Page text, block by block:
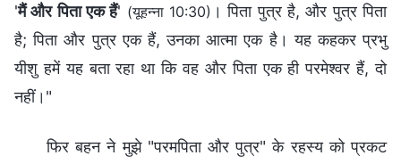
'मैं और पिता एक हैं' (यूहन्ना 10:30) । पिता पुत्र है, और पुत्र पिता
है; पिता और पुत्र एक हैं, उनका आत्मा एक है। यह कहकर प्रभु
यीशु हमें यह बता रहा था कि वह और पिता एक ही परमेश्वर हैं, दो
नहीं।"
फिर बहन ने मुझे "परमपिता और पुत्र" के रहस्य को प्रकट